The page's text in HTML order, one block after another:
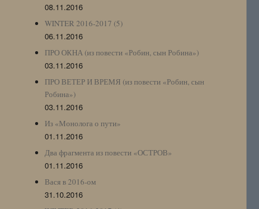
08.11.2016
WINTER 2016-2017 (5)
06.11.2016
ПРО ОКНА (из повести «Робин, сын Робина»)
03.11.2016
ПРО ВЕТЕР И ВРЕМЯ (из повести «Робин, сын
Робина»)
03.11.2016
Из «Монолога о пути»
01.11.2016
Два фрагмента из повести «ОСТРОВ»
01.11.2016
Вася в 2016-ом
31.10.2016